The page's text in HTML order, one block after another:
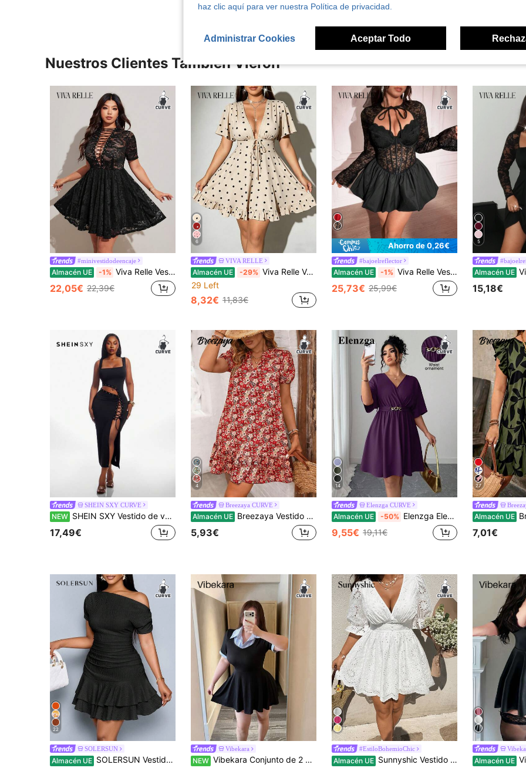
Nuestros Clientes También Vieron
#minivestidodeencaje
Almacén UE -1% Viva Relle Vestido sexy de mujer con cuello de pico profundo, transparente y con cordones, en silueta línea A
22,05€ 22,39€
6
VIVA RELLE
Almacén UE -29% Viva Relle Vestido de lunares sexy con lazo para tallas grandes
29 Left
8,32€ 11,83€
Ahorro de 0,26€
#bajoelreflector
Almacén UE -1% Viva Relle Vestido de camiseta elástica y versátil, cómodo, de encaje negro sexy y con recortes para mujer de talla grande, para primavera/verano, Año Nuevo, con estilo francés casual y elegante. Vestido formal sexy para ocasiones sociales y vacaciones. Body negro sexy. Vestido formal. Top sexy de patchwork elegante y sexy para jóvenes. Conjunto sexy para vacaciones. Ocasiones sociales. Top negro. Mono negro. Bustier negro. Camiseta interior ajustada de manga larga y transparente de unicolor.
25,73€ 25,99€
5
Almacén UE Viva Relle Vestido de
15,18€
SHEIN SXY CURVE
NEW SHEIN SXY Vestido de verano sexy de talla grande con tiras cruzadas, diseño calado y abertura alta
17,49€
4
Breezaya CURVE
Almacén UE Breezaya Vestido de mujer talla grande con estampado floral y volantes en el bajo, de manga corta, estilo bohemio adecuado para viajes de verano y playa
5,93€
14
Elenzga CURVE
Almacén UE -50% Elenzga Elegante vestido de noche rojo con cuello en V y cintura ceñida, estilo casual y minimalista para el verano
9,55€ 19,11€
27
Almacén UE
7,01€
22
SOLERSUN
Almacén UE SOLERSUN Vestido mini elegante de fiesta y día con cuello asimétrico, mangas largas, recogido y doble volante, de punto color albaricoque para mujer
Vibekara
NEW Vibekara Conjunto de 2 piezas camiseta de manga corta con estampado de rayas y patchwork, top de corte asimétrico que realza la cintura y estiliza, estilo casual juvenil para uso diario
#EstiloBohemioChic
Almacén UE Sunnyshic Vestido de manga abullonada con cuello en V, talla grande, con bordado, textura y botones en la cintura, corte evasé, dulce y elegante para primavera/verano, citas, fiestas Almacén UE
haz clic aquí para ver nuestra Política de privacidad.
Administrar Cookies Aceptar Todo